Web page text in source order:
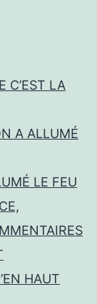
C’EST LA
A ALLUMÉ
LE FEU
HAUT